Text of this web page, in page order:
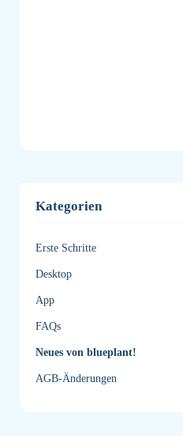
Kategorien
Erste Schritte
Desktop
App
FAQs
Neues von blueplant!
AGB-Änderungen